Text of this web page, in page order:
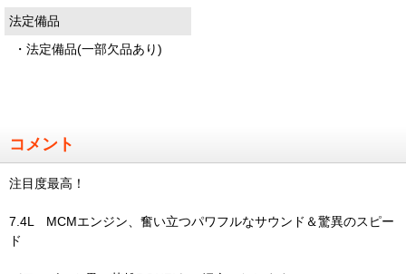
法定備品
・法定備品(一部欠品あり)
コメント
注目度最高！
7.4L MCMエンジン、奮い立つパワフルなサウンド＆驚異のスピー
ド